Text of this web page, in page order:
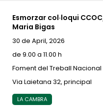
Esmorzar col·loqui
Maria Bigas
30 de April, 2026
de 9.00 a 11.00 h
Foment del Treball Nacional
Via Laietana 32, principal
LA CAMBRA